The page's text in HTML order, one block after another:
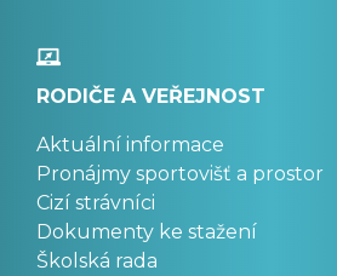
RODIČE A VEŘEJNOST
Aktuální informace
Pronájmy sportovišť a prostor
Cizí strávníci
Dokumenty ke stažení
Školská rada